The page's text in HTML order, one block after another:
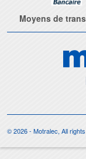
Moyens de
© 2026 - Motralec, All